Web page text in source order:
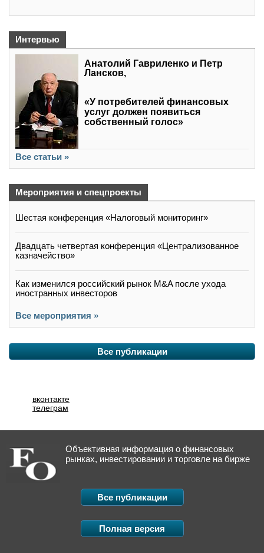
Интервью
Анатолий Гавриленко и Петр
Лансков,
«У потребителей финансовых
услуг должен появиться
собственный голос»
Все статьи »
Мероприятия и спецпроекты
Шестая конференция «Налоговый мониторинг»
Двадцать четвертая конференция «Централизованное
казначейство»
Как изменился российский рынок M&A после ухода
иностранных инвесторов
Все мероприятия »
Все публикации
вконтакте
телеграм
Объективная информация о финансовых
рынках, инвестировании и торговле на бирже
Все публикации
Полная версия